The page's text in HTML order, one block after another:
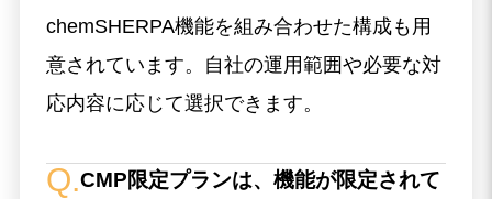
chemSHERPA機能を組み合わせた構成も用
意されています。自社の運用範囲や必要な対
応内容に応じて選択できます。
CMP限定プランは、機能が限定されて